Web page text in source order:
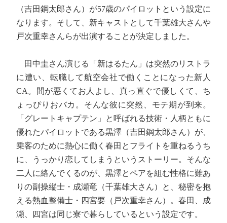
（吉田鋼太郎さん）が57歳のパイロットという設定に
なります。そして、新キャストとして千葉雄大さんや
戸次重幸さんらが出演することが決定しました。
田中圭さん演じる「新はるたん」は突然のリストラ
に遭い、転職して航空会社で働くことになった新人
CA。間が悪くてお人よし、真っ直ぐで優しくて、ち
ょっぴりおバカ。そんな彼に突然、モテ期が到来。
「グレートキャプテン」と呼ばれる技術・人柄ともに
優れたパイロットである黒澤（吉田鋼太郎さん）が、
乗客のために熱心に働く春田とフライトを重ねるうち
に、うっかり恋してしまうというストーリー。そんな
二人に絡んでくるのが、黒澤とペアを組む性格に難あ
りの副操縦士・成瀬竜（千葉雄大さん）と、秘密を抱
える熱血整備士・四宮要（戸次重幸さん）。春田、成
瀬、四宮は同じ寮で暮らしているという設定です。